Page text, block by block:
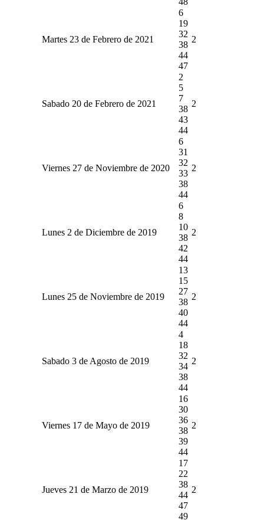
Martes 23 de Febrero de 2021
6
19
32
38
44
47
2
Sabado 20 de Febrero de 2021
2
5
7
38
43
44
2
Viernes 27 de Noviembre de 2020
6
31
32
33
38
44
2
Lunes 2 de Diciembre de 2019
6
8
10
38
42
44
2
Lunes 25 de Noviembre de 2019
13
15
27
38
40
44
2
Sabado 3 de Agosto de 2019
4
18
32
34
38
44
2
Viernes 17 de Mayo de 2019
16
30
36
38
39
44
2
Jueves 21 de Marzo de 2019
17
22
38
44
47
49
2